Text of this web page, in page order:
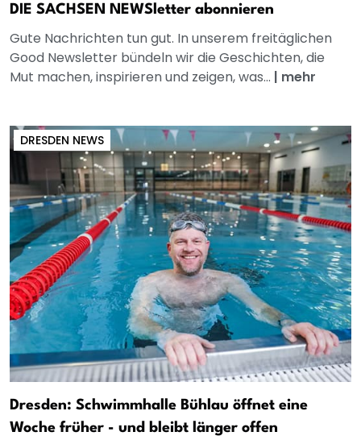
DIE SACHSEN NEWSletter abonnieren
Gute Nachrichten tun gut. In unserem freitäglichen
Good Newsletter bündeln wir die Geschichten, die
Mut machen, inspirieren und zeigen, was... | mehr
DRESDEN NEWS
Dresden: Schwimmhalle Bühlau öffnet eine
Woche früher - und bleibt länger offen